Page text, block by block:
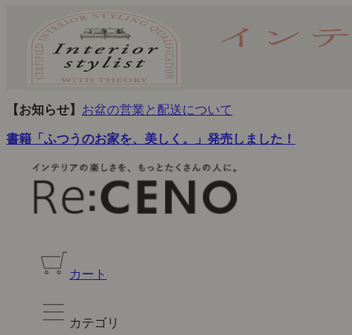
【お知らせ】 お盆の営業と配送について
書籍「ふつうのお家を、美しく。」発売しました！
カート
カテゴリ